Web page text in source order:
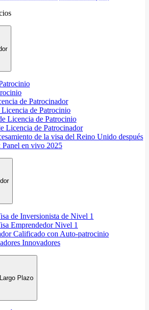
de Patrocinador
de Patrocinio
Licencia de Patrocinio
Licencia de Patrocinador
de la visa del Reino Unido después
Panel en vivo 2025
de Inversionista de Nivel 1
Emprendedor Nivel 1
Calificado con Auto-patrocinio
Innovadores
Plazo